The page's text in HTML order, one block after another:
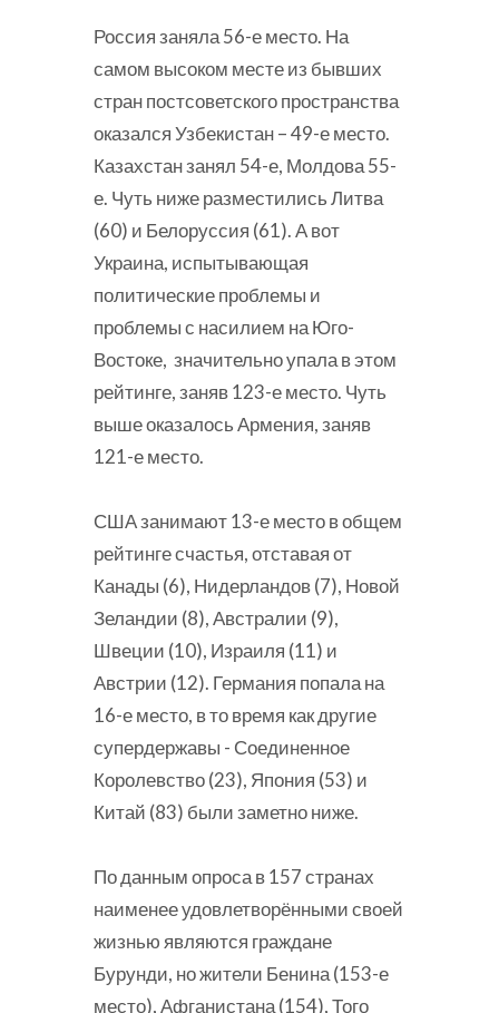
Россия заняла 56-е место. На
самом высоком месте из бывших
стран постсоветского пространства
оказался Узбекистан – 49-е место.
Казахстан занял 54-е, Молдова 55-
е. Чуть ниже разместились Литва
(60) и Белоруссия (61). А вот
Украина, испытывающая
политические проблемы и
проблемы с насилием на Юго-
Востоке, значительно упала в этом
рейтинге, заняв 123-е место. Чуть
выше оказалось Армения, заняв
121-е место.
США занимают 13-е место в общем
рейтинге счастья, отставая от
Канады (6), Нидерландов (7), Новой
Зеландии (8), Австралии (9),
Швеции (10), Израиля (11) и
Австрии (12). Германия попала на
16-е место, в то время как другие
супердержавы - Соединенное
Королевство (23), Япония (53) и
Китай (83) были заметно ниже.
По данным опроса в 157 странах
наименее удовлетворёнными своей
жизнью являются граждане
Бурунди, но жители Бенина (153-е
место), Афганистана (154), Того